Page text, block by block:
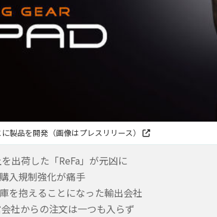
製品を開発（画像はプレスリリース）
出荷した「ReFa」が元凶に
入規制強化が痛手
を抱えることになった輸出会社
社からの注文は一つも入らず